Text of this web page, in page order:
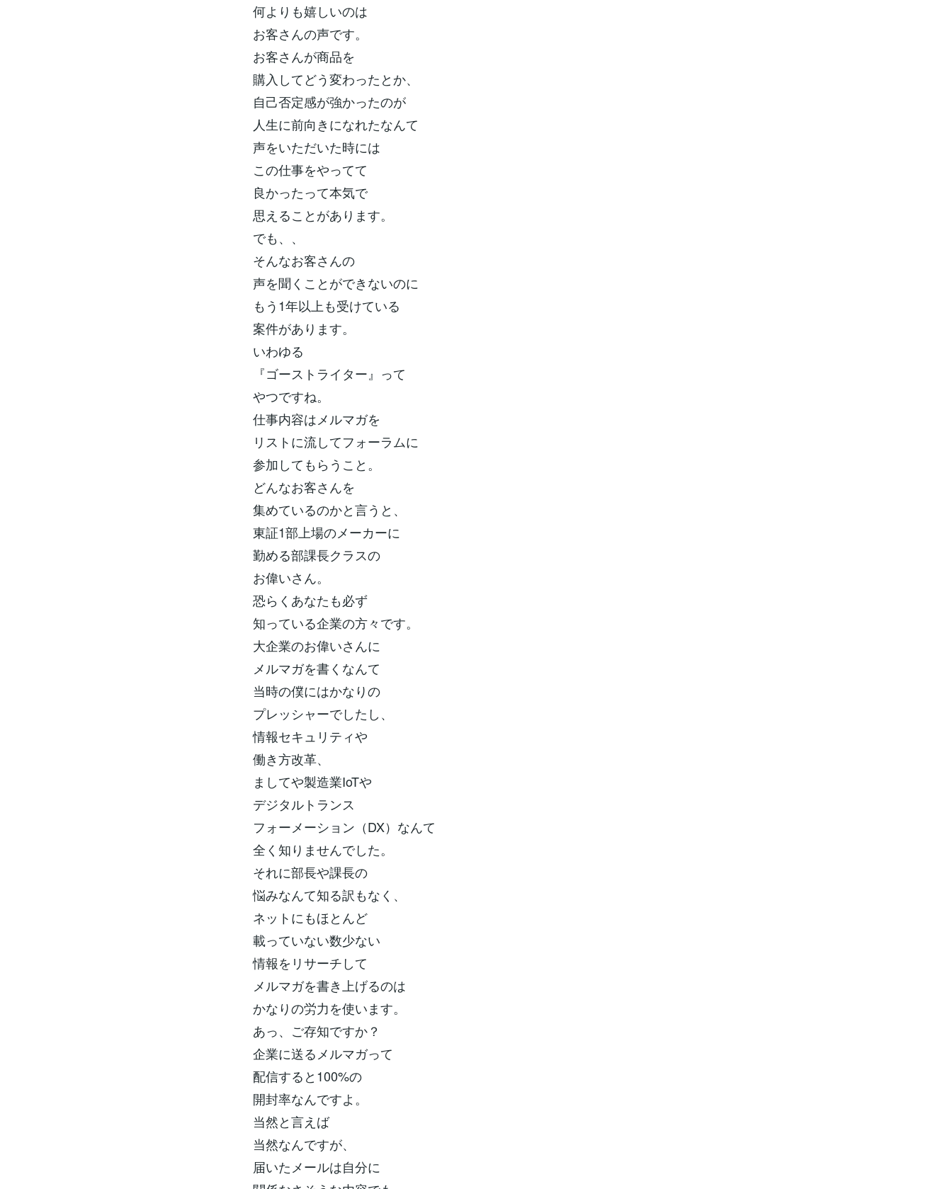
何よりも嬉しいのは
お客さんの声です。
お客さんが商品を
購入してどう変わったとか、
自己否定感が強かったのが
人生に前向きになれたなんて
声をいただいた時には
この仕事をやってて
良かったって本気で
思えることがあります。
でも、、
そんなお客さんの
声を聞くことができないのに
もう1年以上も受けている
案件があります。
いわゆる
『ゴーストライター』って
やつですね。
仕事内容はメルマガを
リストに流してフォーラムに
参加してもらうこと。
どんなお客さんを
集めているのかと言うと、
東証1部上場のメーカーに
勤める部課長クラスの
お偉いさん。
恐らくあなたも必ず
知っている企業の方々です。
大企業のお偉いさんに
メルマガを書くなんて
当時の僕にはかなりの
プレッシャーでしたし、
情報セキュリティや
働き方改革、
ましてや製造業IoTや
デジタルトランス
フォーメーション（DX）なんて
全く知りませんでした。
それに部長や課長の
悩みなんて知る訳もなく、
ネットにもほとんど
載っていない数少ない
情報をリサーチして
メルマガを書き上げるのは
かなりの労力を使います。
あっ、ご存知ですか？
企業に送るメルマガって
配信すると100%の
開封率なんですよ。
当然と言えば
当然なんですが、
届いたメールは自分に